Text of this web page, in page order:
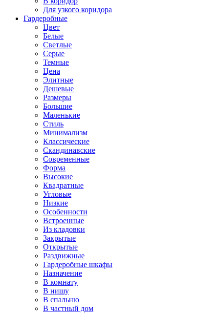
Для узкого коридора
Гардеробные
Цвет
Белые
Светлые
Серые
Темные
Цена
Элитные
Дешевые
Размеры
Большие
Маленькие
Стиль
Минимализм
Классические
Скандинавские
Современные
Форма
Высокие
Квадратные
Угловые
Низкие
Особенности
Встроенные
Из кладовки
Закрытые
Открытые
Раздвижные
Гардеробные шкафы
Назначение
В комнату
В нишу
В спальню
В частный дом